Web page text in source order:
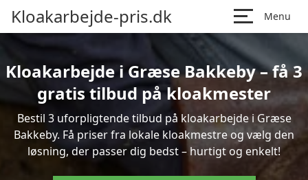
Kloakarbejde-pris.dk Menu
Kloakarbejde i Græse Bakkeby – få 3
gratis tilbud på kloakmester
Bestil 3 uforpligtende tilbud på kloakarbejde i Græse
Bakkeby. Få priser fra lokale kloakmestre og vælg den
løsning, der passer dig bedst – hurtigt og enkelt!